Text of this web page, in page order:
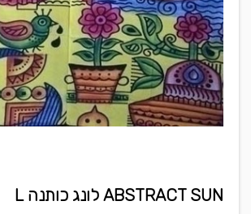
ABSTRACT SUN לונג כותנה L